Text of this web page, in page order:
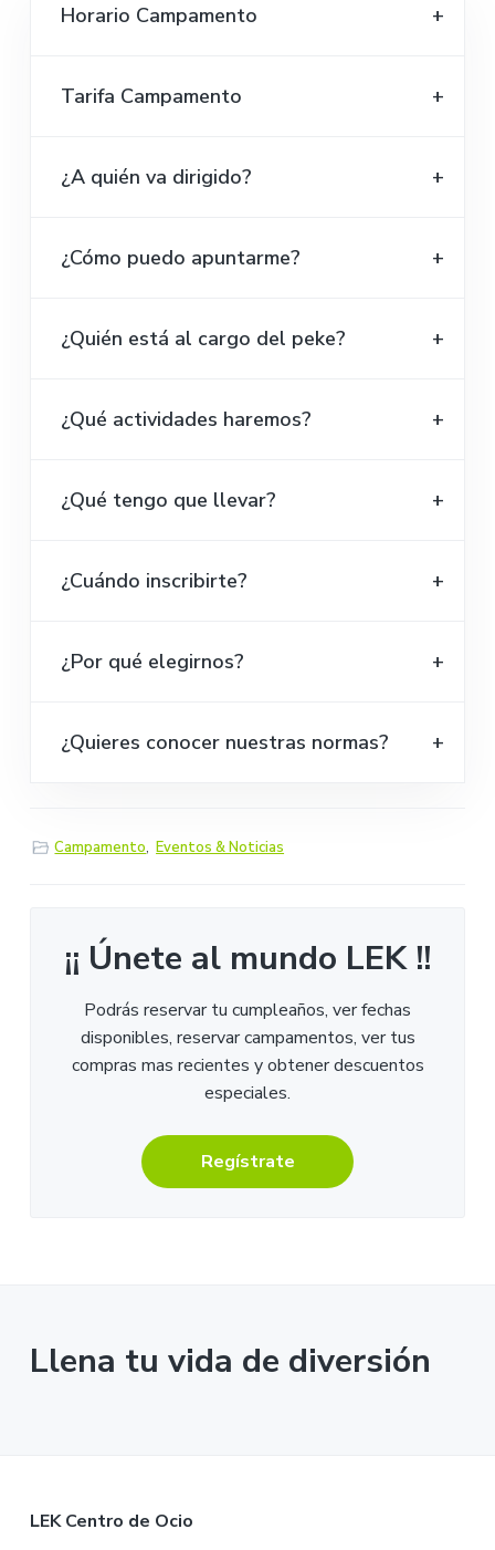
Horario Campamento
Tarifa Campamento
¿A quién va dirigido?
¿Cómo puedo apuntarme?
¿Quién está al cargo del peke?
¿Qué actividades haremos?
¿Qué tengo que llevar?
¿Cuándo inscribirte?
¿Por qué elegirnos?
¿Quieres conocer nuestras normas?
Campamento, Eventos & Noticias
¡¡ Únete al mundo LEK !!
Podrás reservar tu cumpleaños, ver fechas
disponibles, reservar campamentos, ver tus
compras mas recientes y obtener descuentos
especiales.
Regístrate
Llena tu vida de diversión
LEK Centro de Ocio